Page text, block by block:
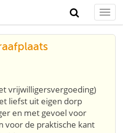
vrijwilligersvergoeding)
liefst uit eigen dorp
en met gevoel voor
voor de praktische kant